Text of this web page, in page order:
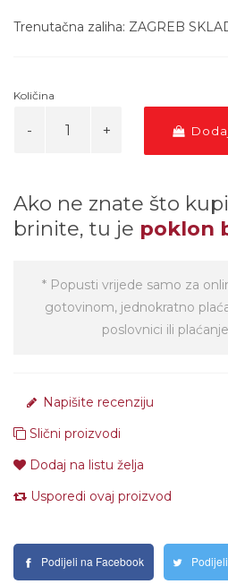
Trenutačna zaliha: ZAGREB
Količina
Ako ne znate što
brinite, tu je poklon
* Popusti vrijede samo za
gotovinom, jednokratno
poslovnici ili
Napišite recenziju
Slični proizvodi
Dodaj na listu želja
Usporedi ovaj proizvod
Podijeli na Facebook